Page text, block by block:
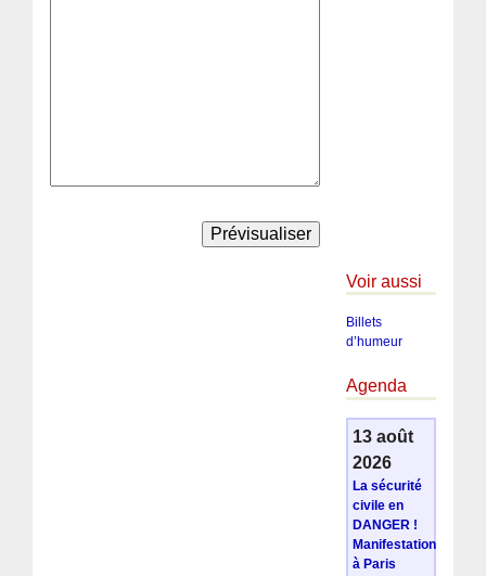
Voir aussi
Billets
d’humeur
Agenda
13 août
2026
La sécurité
civile en
DANGER !
Manifestation
à Paris